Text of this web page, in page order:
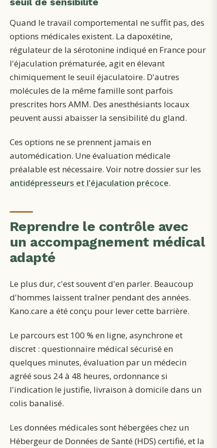
Quand le travail comportemental ne suffit pas, des
options médicales existent. La dapoxétine,
régulateur de la sérotonine indiqué en France pour
l'éjaculation prématurée, agit en élevant
chimiquement le seuil éjaculatoire. D'autres
molécules de la même famille sont parfois
prescrites hors AMM. Des anesthésiants locaux
peuvent aussi abaisser la sensibilité du gland.
Ces options ne se prennent jamais en
automédication. Une évaluation médicale
préalable est nécessaire. Voir notre dossier sur les
antidépresseurs et l'éjaculation précoce.
Reprendre le contrôle avec
un accompagnement médical
adapté
Le plus dur, c'est souvent d'en parler. Beaucoup
d'hommes laissent traîner pendant des années.
Kano.care a été conçu pour lever cette barrière.
Le parcours est 100 % en ligne, asynchrone et
discret : questionnaire médical sécurisé en
quelques minutes, évaluation par un médecin
agréé sous 24 à 48 heures, ordonnance si
l'indication le justifie, livraison à domicile dans un
colis banalisé.
Les données médicales sont hébergées chez un
Hébergeur de Données de Santé (HDS) certifié, et la